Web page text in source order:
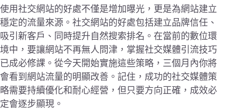
使用社交網站的好處不僅是增加曝光，更是為網站建立
穩定的流量來源。社交網站的好處包括建立品牌信任、
吸引新客戶、同時提升自然搜索排名。在當前的數位環
境中，要讓網站不再無人問津，掌握社交媒體引流技巧
已成必修課。從今天開始實施這些策略，三個月內你將
會看到網站流量的明顯改善。記住，成功的社交媒體策
略需要持續優化和耐心經營，但只要方向正確，成效必
定會逐步顯現。